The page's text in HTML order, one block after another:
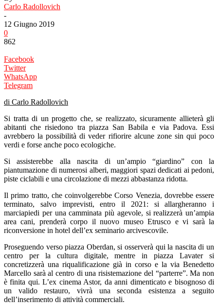
Carlo Radollovich
-
12 Giugno 2019
0
862
Facebook
Twitter
WhatsApp
Telegram
di Carlo Radollovich
Si tratta di un progetto che, se realizzato, sicuramente allieterà gli
abitanti che risiedono tra piazza San Babila e via Padova. Essi
avrebbero la possibilità di veder rifiorire alcune zone sin qui poco
verdi e forse anche poco ecologiche.
Si assisterebbe alla nascita di un’ampio “giardino” con la
piantumazione di numerosi alberi, maggiori spazi dedicati ai pedoni,
piste ciclabili e una circolazione di mezzi abbastanza ridotta.
Il primo tratto, che coinvolgerebbe Corso Venezia, dovrebbe essere
terminato, salvo imprevisti, entro il 2021: si allargheranno i
marciapiedi per una camminata più agevole, si realizzerà un’ampia
area cani, prenderà corpo il nuovo museo Etrusco e vi sarà la
riconversione in hotel dell’ex seminario arcivescovile.
Proseguendo verso piazza Oberdan, si osserverà qui la nascita di un
centro per la cultura digitale, mentre in piazza Lavater si
concretizzerà una riqualificazione già in corso e la via Benedetto
Marcello sarà al centro di una risistemazione del “parterre”. Ma non
è finita qui. L’ex cinema Astor, da anni dimenticato e bisognoso di
un valido restauro, vivrà una seconda esistenza a seguito
dell’inserimento di attività commerciali.